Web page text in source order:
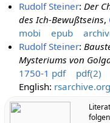
rsarchive.org
Rudolf Steiner:Der
des Ich-Bewußtseins,
mobi
epub
Rudolf Steiner:
Mysteriums von
1750-1 pdf pdf(2)
English:rsarchive.org